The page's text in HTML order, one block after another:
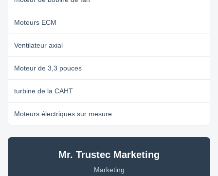
Moteurs ECM
Ventilateur axial
Moteur de 3,3 pouces
turbine de la CAHT
Moteurs électriques sur mesure
Mr. Trustec Marketing
Marketing